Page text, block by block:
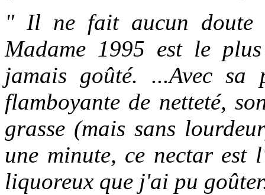
" Il ne fait aucun doute
Madame 1995 est le
jamais goûté. ...Avec sa
flamboyante de netteté,
grasse (mais sans
une minute, ce nectar est
liquoreux que j'ai pu